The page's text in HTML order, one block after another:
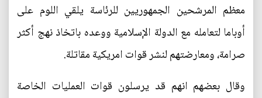
معظم المرشحين الجمهوريين للرئاسة يلقي اللوم على
أوباما لتعامله مع الدولة الإسلامية ووعده باتخاذ نهج أكثر
صرامة، ومعارضتهم لنشر قوات امريكية مقاتلة.
وقال بعضهم انهم قد يرسلون قوات العمليات الخاصة